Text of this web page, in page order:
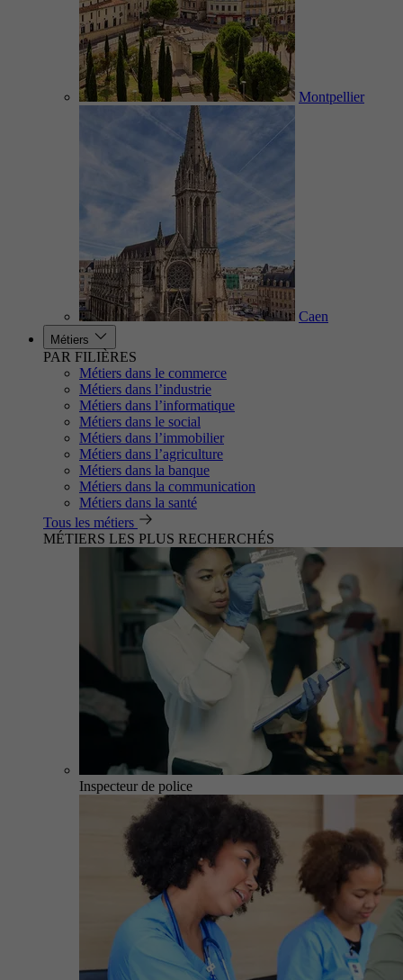
Montpellier
Caen
Métiers
PAR FILIÈRES
Métiers dans le commerce
Métiers dans l’industrie
Métiers dans l’informatique
Métiers dans le social
Métiers dans l’immobilier
Métiers dans l’agriculture
Métiers dans la banque
Métiers dans la communication
Métiers dans la santé
Tous les métiers
MÉTIERS LES PLUS RECHERCHÉS
Inspecteur de police